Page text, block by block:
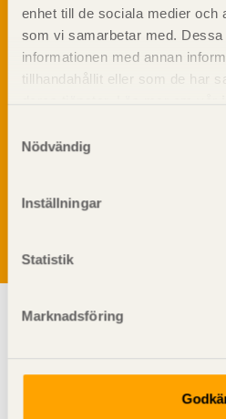
enhet till de sociala medier och
som vi samarbetar med.
informationen med annan
tillhandahållit eller som de har
Nödvändig
Inställningar
Statistik
Marknadsföring
Vi värnar om personlig integritet
Läs vårintegritetspolicy.